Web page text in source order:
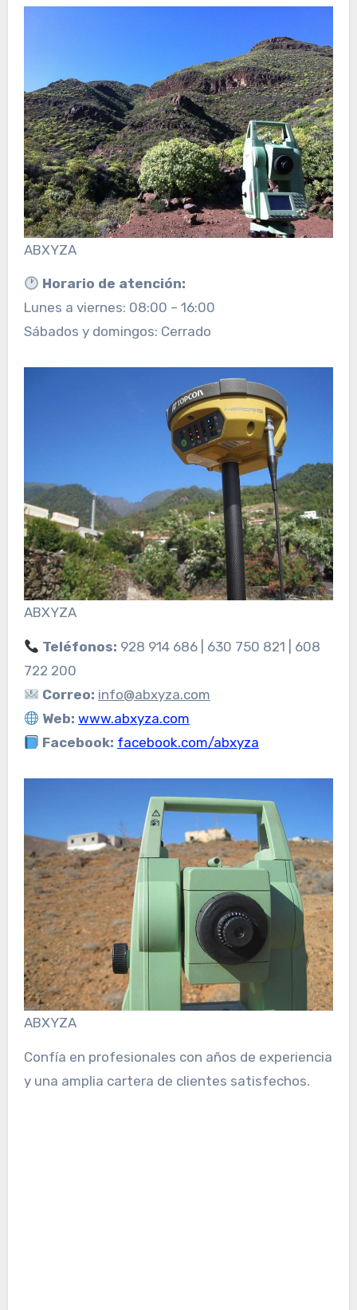
ABXYZA
Horario de atención:
Lunes a viernes: 08:00 – 16:00
Sábados y domingos: Cerrado
ABXYZA
Teléfonos: 928 914 686 | 630 750 821 | 608
722 200
Correo: info@abxyza.com
Web: www.abxyza.com
Facebook: facebook.com/abxyza
ABXYZA
Confía en profesionales con años de experiencia
y una amplia cartera de clientes satisfechos.